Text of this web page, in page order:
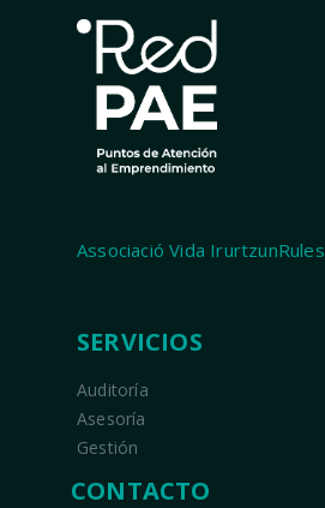
Associació Vida IrurtzunRules
SERVICIOS
Auditoría
Asesoría
Gestión
CONTACTO